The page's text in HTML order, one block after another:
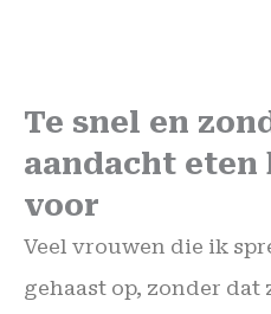
Te snel en
aandacht eten
voor
Veel vrouwen die ik
gehaast op, zonder dat